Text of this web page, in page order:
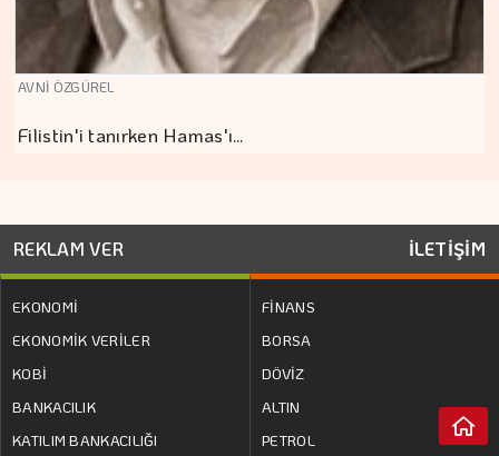
AVNİ ÖZGÜREL
Filistin'i tanırken Hamas'ı…
REKLAM VER İLETİŞİM
EKONOMİ
EKONOMİK VERİLER
KOBİ
BANKACILIK
KATILIM BANKACILIĞI
FİNANS
BORSA
DÖVİZ
ALTIN
PETROL